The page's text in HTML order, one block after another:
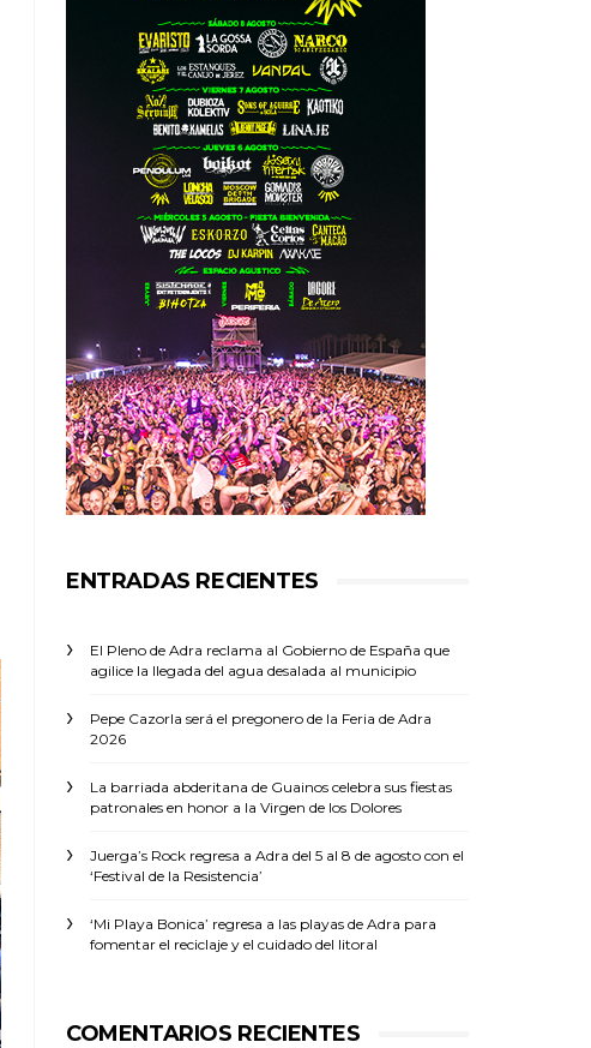
ENTRADAS RECIENTES
El Pleno de Adra reclama al Gobierno de España que
agilice la llegada del agua desalada al municipio
Pepe Cazorla será el pregonero de la Feria de Adra
2026
La barriada abderitana de Guainos celebra sus fiestas
patronales en honor a la Virgen de los Dolores
Juerga’s Rock regresa a Adra del 5 al 8 de agosto con el
‘Festival de la Resistencia’
‘Mi Playa Bonica’ regresa a las playas de Adra para
fomentar el reciclaje y el cuidado del litoral
COMENTARIOS RECIENTES